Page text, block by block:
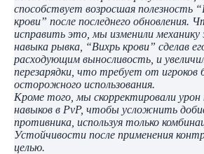
способствует возросшая полезность
крови” после последнего обновления.
исправить это, мы изменили механику
навыка рывка, “Вихрь крови” сделав
расходующим выносливость, и
перезарядки, что требует от игроков
осторожного использования.
Кроме того, мы скорректировали
навыков в PvP, чтобы усложнить
противника, используя только
Устойчивости после применения
целью.